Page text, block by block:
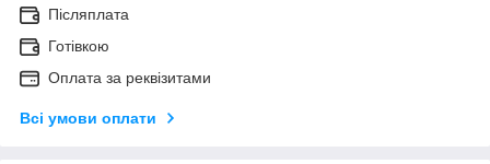
Післяплата
Готівкою
Оплата за реквізитами
Всі умови оплати